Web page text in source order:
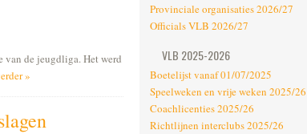
van de jeugdliga. Het werd
»
Provinciale organisaties 2026/27
Officials VLB 2026/27
VLB 2025-2026
Boetelijst vanaf 01/07/2025
Speelweken en vrije weken 2025/26
Coachlicenties 2025/26
Richtlijnen interclubs 2025/26